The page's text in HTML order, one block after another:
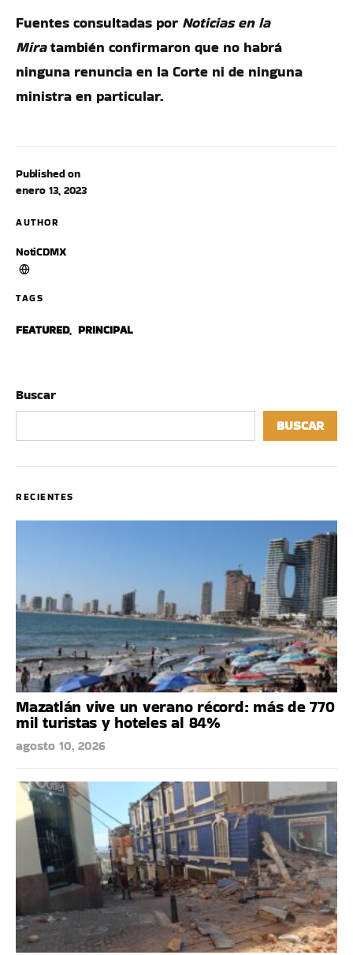
Published on
enero 13, 2023
AUTHOR
NotiCDMX
TAGS
FEATURED, PRINCIPAL
Fuentes consultadas por Noticias en la
Miratambién confirmaron que no habrá
ninguna renuncia en la Corte ni de ninguna
ministra en particular.
Buscar
BUSCAR
RECIENTES
Mazatlán vive un verano récord: más de 770
mil turistas y hoteles al 84%
agosto 10, 2026